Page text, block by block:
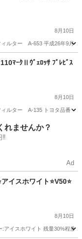
8月10日
ルター A-653 平成26年9月
パーツ トラック
ﾏｰｸⅡｳﾞｪﾛｯｻ ﾌﾞﾚﾋﾞｽ
8月10日
ルター A-135 トヨタ品番
パーツ
れませんか？
‼️
Ad
イスホワイト⭐️V50⭐️
8月10日
:アイスホワイト 残量30%程度